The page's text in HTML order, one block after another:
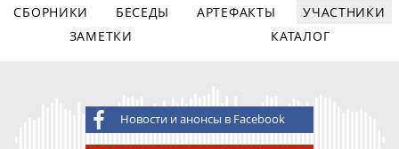
СБОРНИКИ БЕСЕДЫ АРТЕФАКТЫ
УЧАСТНИКИ
ЗАМЕТКИ
КАТАЛОГ
Новости и анонсы в Facebook